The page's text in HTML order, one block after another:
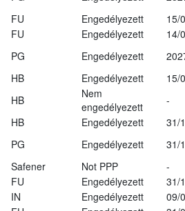
FU Engedélyezett
15/
FU Engedélyezett
14/
PG Engedélyezett
HB Engedélyezett
15/
HB
Nem
engedélyezett
-
HB Engedélyezett
31/
PG Engedélyezett
31/
Safener Not PPP
-
FU Engedélyezett
31/
IN Engedélyezett
09/